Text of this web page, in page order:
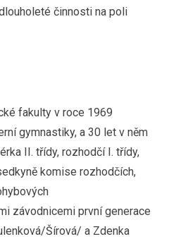
činnosti na poli
fakulty v roce 1969
gymnastiky, a 30 let v něm
II. třídy, rozhodčí I. třídy,
komise rozhodčích,
závodnicemi první generace
Šírová/ a Zdenka